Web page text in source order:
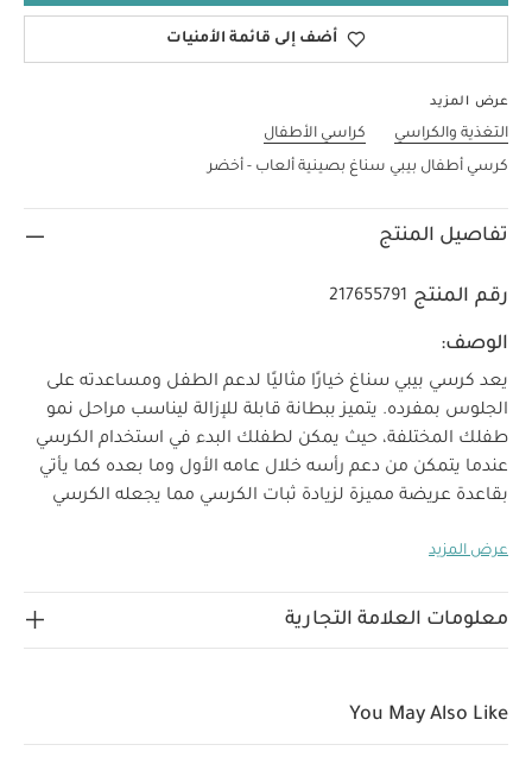
أضف إلى قائمة الأمنيات
عرض المزيد
التغذية والكراسي
كراسي الأطفال
كرسي أطفال بيبي سناغ بصينية ألعاب - أخضر
تفاصيل المنتج
رقم المنتج 217655791
الوصف:
يعد كرسي بيبي سناغ خيارًا مثاليًا لدعم الطفل ومساعدته على
الجلوس بمفرده. يتميز ببطانة قابلة للإزالة ليناسب مراحل نمو
طفلك المختلفة، حيث يمكن لطفلك البدء في استخدام الكرسي
عندما يتمكن من دعم رأسه خلال عامه الأول وما بعده كما يأتي
بقاعدة عريضة مميزة لزيادة ثبات الكرسي مما يجعله الكرسي
الجلوس واللعب كما يمكنك التفاعل معه عن قرب وتطوير
لمنع انزلاق الطفل وتوفير مزيد من الدعم له
عرض المزيد
معلومات العلامة التجارية
You May Also Like